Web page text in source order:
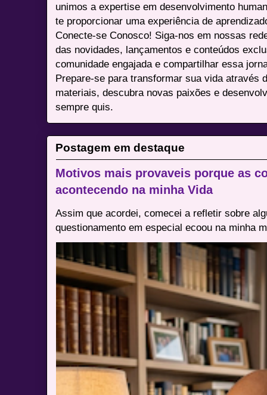
unimos a expertise em desenvolvimento
te proporcionar uma experiência de
Conecte-se Conosco! Siga-nos em nossas
das novidades, lançamentos e conteúdos
comunidade engajada e compartilhar essa
Prepare-se para transformar sua vida através
materiais, descubra novas paixões e
sempre quis.
Postagem em destaque
Motivos mais provaveis porque as
acontecendo na minha Vida
Assim que acordei, comecei a refletir sobre
questionamento em especial ecoou na minha